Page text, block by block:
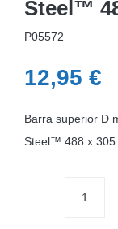
Steel™
P05572
12,95 €
Barra superior D
Steel™ 488 x 305